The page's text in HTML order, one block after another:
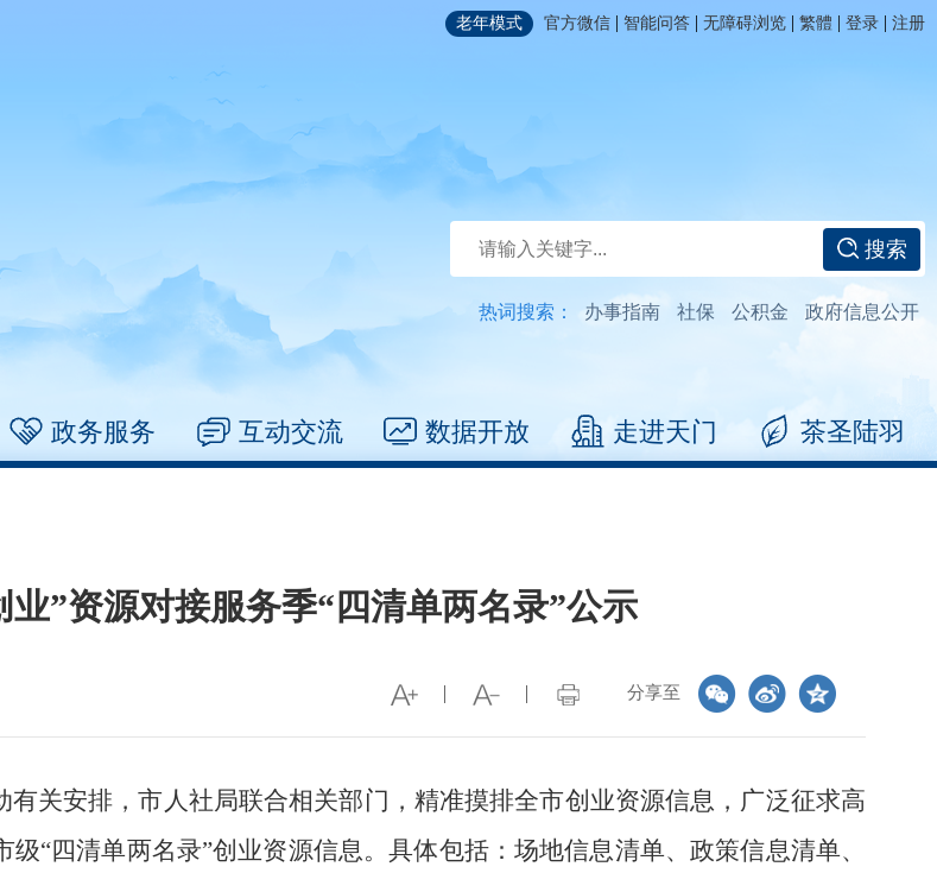
老年模式 官方微信 | 智能问答 | 无障碍浏览 | 繁體 | 登录 | 注册
搜索
热词搜索： 办事指南 社保 公积金 政府信息公开
政务服务 互动交流 数据开放 走进天门 茶圣陆羽
业”资源对接服务季“四清单两名录”公示
分享至
关安排，市人社局联合相关部门，精准摸排全市创业资源信息，广泛征求高
“四清单两名录”创业资源信息。具体包括：场地信息清单、政策信息清单、